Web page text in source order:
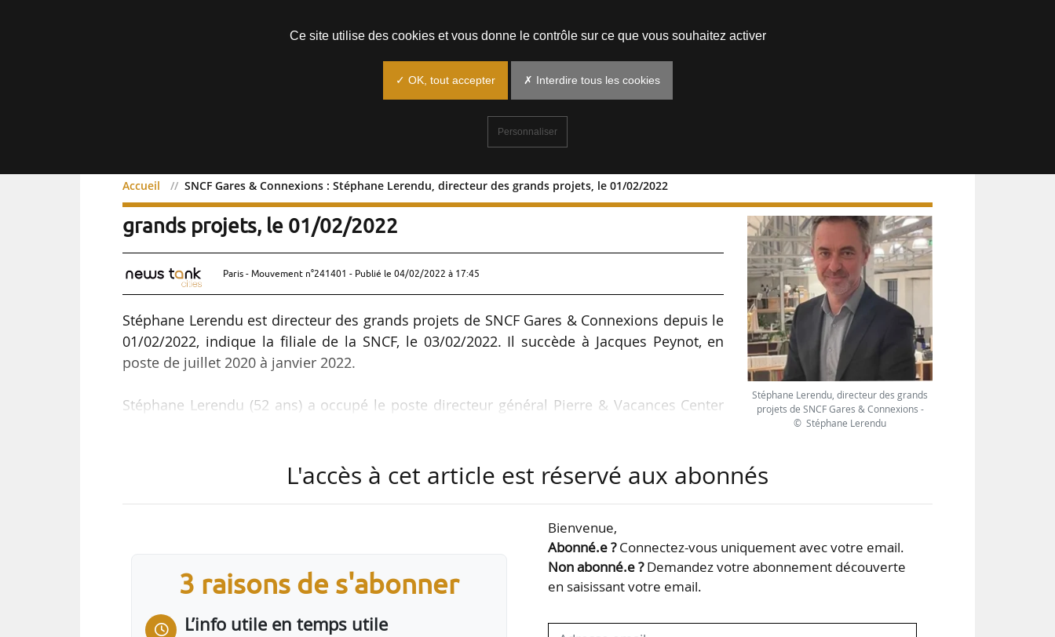
Accueil SNCF Gares & Connexions : Stéphane Lerendu, directeur des grands projets, le 01/02/2022
SNCF Gares & Connexions : Stéphane Lerendu, directeur des
grands projets, le 01/02/2022
Paris - Mouvement n°241401 - Publié le 04/02/2022 à 17:45
Stéphane Lerendu est directeur des grands projets de SNCF Gares & Connexions depuis le
01/02/2022, indique la filiale de la SNCF, le 03/02/2022. Il succède à Jacques Peynot, en
poste de juillet 2020 à janvier 2022.
Stéphane Lerendu (52 ans) a occupé le poste directeur général Pierre & Vacances Center
depuis 2018 directeur général de Pierre et vacances-Center parcs développement, la filiale
immobilière et grands projets du groupe.
Il a démarré sa carrière au sein de l’Agglomération de Caen, en charge du montage
juridique et opérationnel de grands projets à forte dimension multimodale. Il a été
directeur général de la…
Stéphane Lerendu, directeur des grands
projets de SNCF Gares & Connexions -
© Stéphane Lerendu
L'accès à cet article est réservé aux abonnés
3 raisons de s'abonner
L’info utile en temps utile
Bienvenue,
Abonné.e ?Connectez-vous uniquement avec votre email.
Non abonné.e ?Demandez votre abonnement découverte
en saisissant votre email.
Ce site utilise des cookies et vous donne le contrôle sur ce que vous souhaitez activer
✓ OK, tout accepter ✗ Interdire tous les cookies
Personnaliser